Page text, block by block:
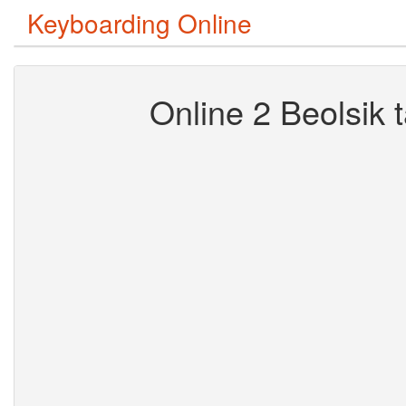
Keyboarding Online
Online 2 Beolsik